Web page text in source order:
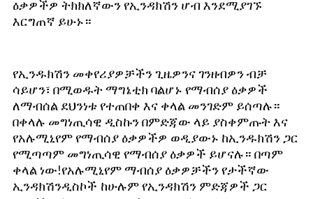
ዕቃዎችዎ ትክክለኛውን የኢንዳክሽን ሆብ እንደሚያገኙ
እርግጠኛ ይሁኑ።
የኢንዱክሽን መቀየሪያዎቻችን ጊዜዎንና ገንዘብዎን ብቻ
ሳይሆን፣ በሚወዱት ማግኔቲክ ባልሆኑ የማብሰያ ዕቃዎች
ለማብሰል ደህንነቱ የተጠበቀ እና ቀላል መንገድም ይሰጣሉ።
በቀላሉ መግነጢሳዊ ዲስኩን በምድጃው ላይ ያስቀምጡት እና
የአሉሚኒየም የማብሰያ ዕቃዎችዎ ወዲያውኑ ከኢንዱክሽን ጋር
የሚጣጣም መግነጢሳዊ የማብሰያ ዕቃዎች ይሆናሉ። በጣም
ቀላል ነው!የአሉሚኒየም ማብሰያ ዕቃዎቻችን የታችኛው
ኢንዳክሽንዲስኮች ከሁሉም የኢንዳክሽን ምድጃዎች ጋር